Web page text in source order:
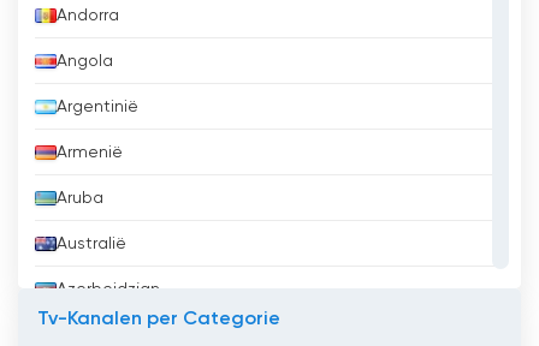
Andorra
Angola
Argentinië
Armenië
Aruba
Australië
Azerbeidzjan
Tv-Kanalen per Categorie